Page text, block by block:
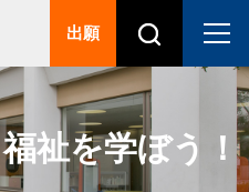
祉を学ぼう！
出願